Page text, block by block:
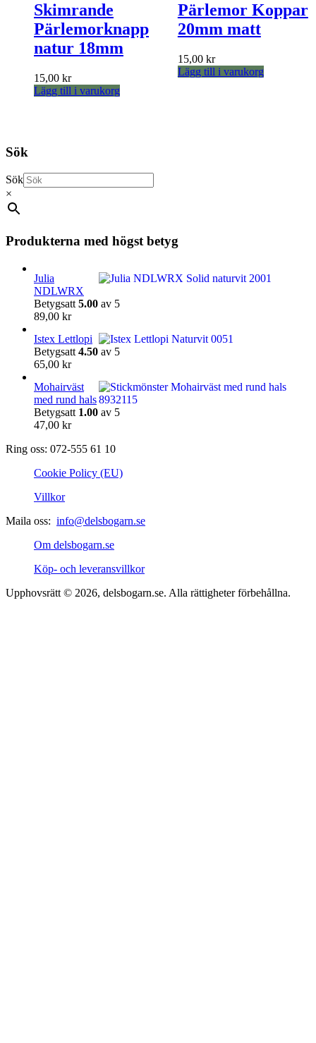
Skimrande
Pärlemorknapp
natur 18mm
15,00 kr
Lägg till i varukorg
Pärlemor Koppar
20mm matt
15,00 kr
Lägg till i varukorg
Sök
Sök
×
Produkterna med högst betyg
Julia
NDLWRX
Betygsatt 5.00 av 5
89,00 kr
Istex Lettlopi
Betygsatt 4.50 av 5
65,00 kr
Mohairväst
med rund hals
Betygsatt 1.00 av 5
47,00 kr
Ring oss: 072-555 61 10
Cookie Policy (EU)
Villkor
Maila oss: info@delsbogarn.se
Om delsbogarn.se
Köp- och leveransvillkor
Upphovsrätt © 2026, delsbogarn.se. Alla rättigheter förbehållna.